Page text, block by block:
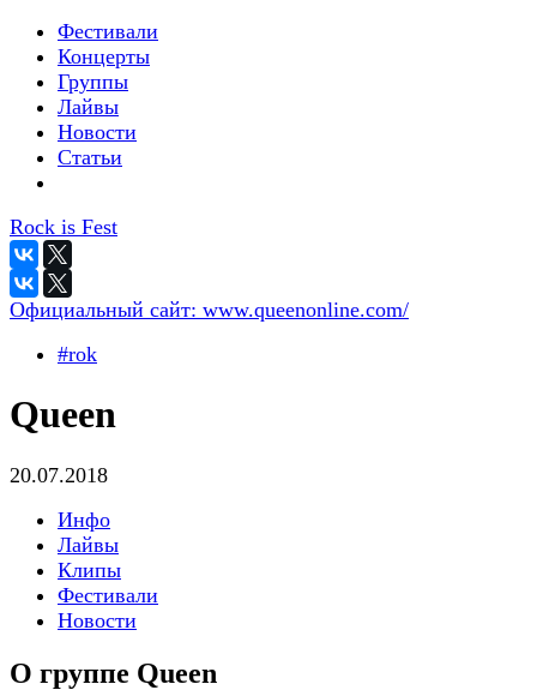
Фестивали
Концерты
Группы
Лайвы
Новости
Статьи
Rock is Fest
Официальный сайт: www.queenonline.com/
#rok
Queen
20.07.2018
Инфо
Лайвы
Клипы
Фестивали
Новости
О группе Queen